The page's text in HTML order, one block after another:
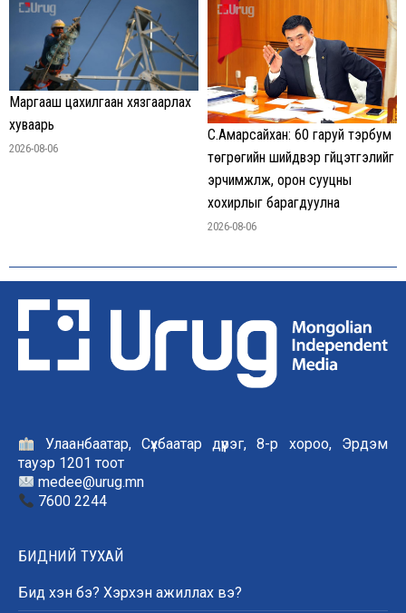
Маргааш цахилгаан хязгаарлах
хуваарь
2026-08-06
С.Амарсайхан: 60 гаруй тэрбум
төгрөгийн шийдвэр гүйцэтгэлийг
эрчимжүүлж, орон сууцны
хохирлыг барагдуулна
2026-08-06
Улаанбаатар, Сүхбаатар дүүрэг, 8-р хороо, Эрдэм
тауэр 1201 тоот
medee@urug.mn
7600 2244
БИДНИЙ ТУХАЙ
Бид хэн бэ? Хэрхэн ажиллах вэ?